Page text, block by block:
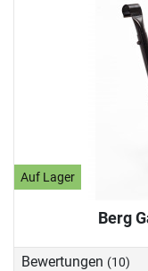
Auf Lager
Berg
Bewertungen (10)